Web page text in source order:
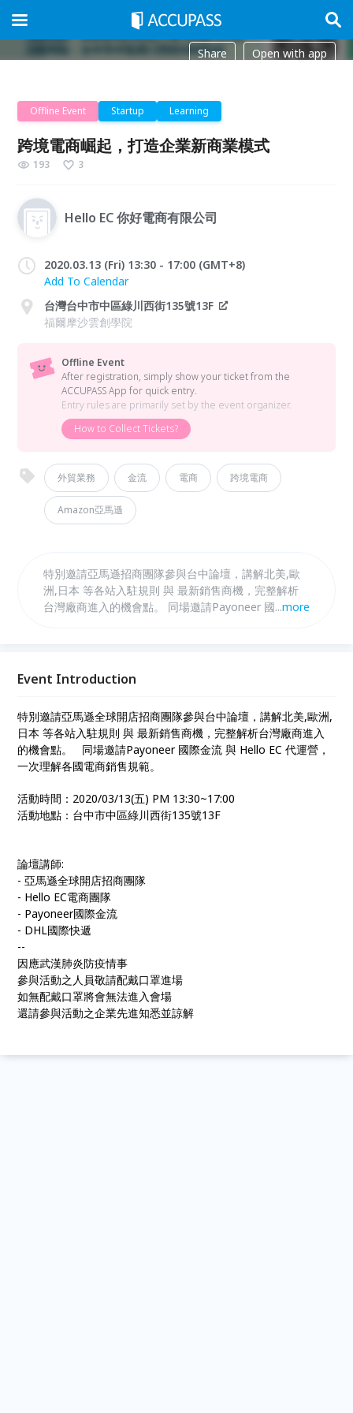
Share Open with app
Offline Event Startup Learning
跨境電商崛起，打造企業新商業模式
193 3
Hello EC 你好電商有限公司
2020.03.13 (Fri) 13:30 - 17:00 (GMT+8)
Add To Calendar
台灣台中市中區綠川西街135號13F
福爾摩沙雲創學院
Offline Event
After registration, simply show your ticket from the
ACCUPASS App for quick entry.
Entry rules are primarily set by the event organizer.
How to Collect Tickets?
外貿業務 金流 電商 跨境電商
Amazon亞馬遜
特別邀請亞馬遜招商團隊參與台中論壇，講解北美,歐
洲,日本 等各站入駐規則 與 最新銷售商機，完整解析
台灣廠商進入的機會點。 同場邀請Payoneer 國際金流
...more
Event Introduction
特別邀請亞馬遜全球開店招商團隊參與台中論壇，講解北美,歐洲,
日本 等各站入駐規則 與 最新銷售商機，完整解析台灣廠商進入
的機會點。 同場邀請Payoneer 國際金流 與 Hello EC 代運營，
一次理解各國電商銷售規範。
活動時間：2020/03/13(五) PM 13:30~17:00
活動地點：台中市中區綠川西街135號13F
論壇講師:
- 亞馬遜全球開店招商團隊
- Hello EC電商團隊
- Payoneer國際金流
- DHL國際快遞
--
因應武漢肺炎防疫情事
參與活動之人員敬請配戴口罩進場
如無配戴口罩將會無法進入會場
還請參與活動之企業先進知悉並諒解